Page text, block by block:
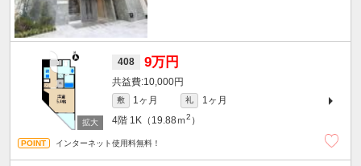
408 9万円
10,000円
敷 1ヶ月 礼
1ヶ月
4階 1K（19.88ｍ2 ）
インターネット使用料無料！